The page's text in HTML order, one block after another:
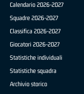
Calendario 2026-2027
Squadre 2026-2027
Classifica 2026-2027
Giocatori 2026-2027
Statistiche individuali
Statistiche squadra
Archivio storico